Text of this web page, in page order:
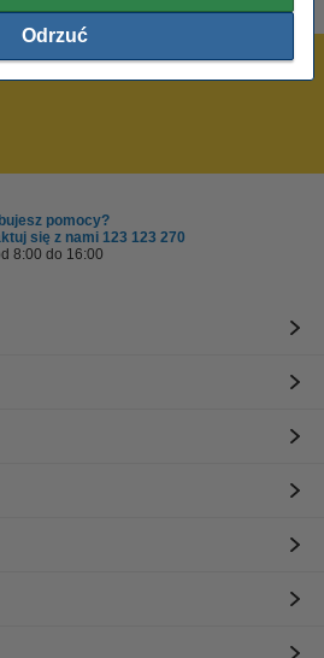
Odrzuć
pomocy?
się z nami 123 123 270
8:00 do 16:00